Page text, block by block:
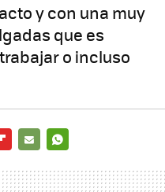
y con una muy
que es
o incluso
MAIL